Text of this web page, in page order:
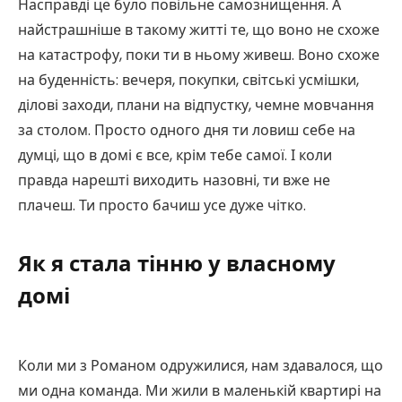
Насправді це було повільне самознищення. А
найстрашніше в такому житті те, що воно не схоже
на катастрофу, поки ти в ньому живеш. Воно схоже
на буденність: вечеря, покупки, світські усмішки,
ділові заходи, плани на відпустку, чемне мовчання
за столом. Просто одного дня ти ловиш себе на
думці, що в домі є все, крім тебе самої. І коли
правда нарешті виходить назовні, ти вже не
плачеш. Ти просто бачиш усе дуже чітко.
Як я стала тінню у власному
домі
Коли ми з Романом одружилися, нам здавалося, що
ми одна команда. Ми жили в маленькій квартирі на